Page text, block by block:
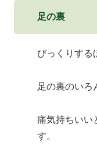
足の裏
びっくりする
足の裏のいろ
痛気持ちいい
す。